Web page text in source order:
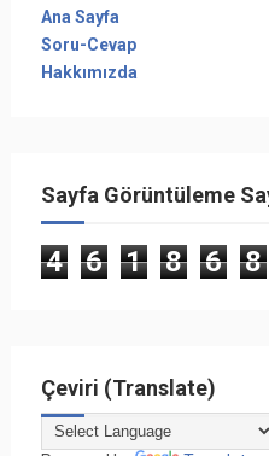
Ana Sayfa
Soru-Cevap
Hakkımızda
Sayfa Görüntüleme
4 6 1 8 6 8
Çeviri (Translate)